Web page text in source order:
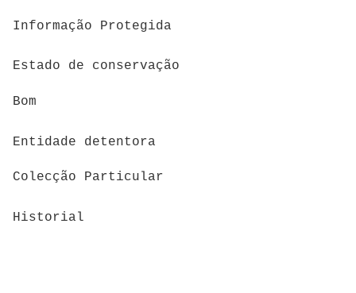
Informação Protegida
Estado de conservação
Bom
Entidade detentora
Colecção Particular
Historial